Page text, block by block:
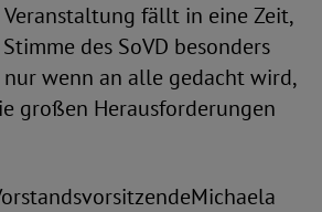
fällt in eine Zeit,
des SoVD besonders
wenn an alle gedacht wird,
großen Herausforderungen